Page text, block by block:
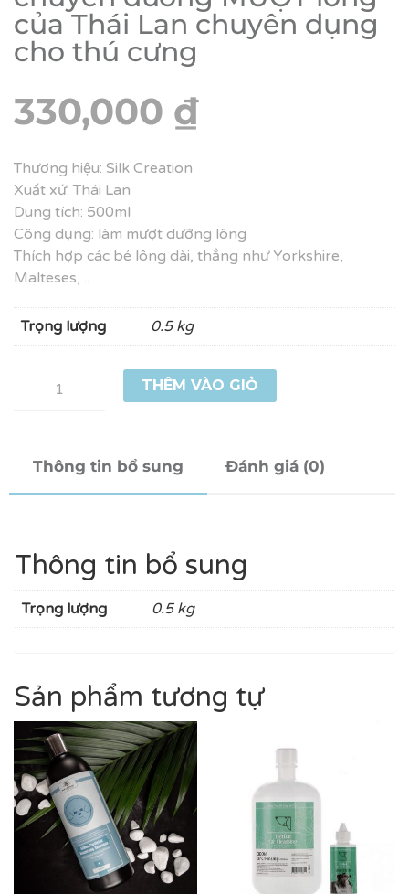
của Thái Lan chuyên dụng
cho thú cưng
330,000 ₫
Thương hiệu: Silk Creation
Xuất xứ: Thái Lan
Dung tích: 500ml
Công dụng: làm mượt dưỡng lông
Thích hợp các bé lông dài, thẳng như Yorkshire,
Malteses, ..
Trọng lượng 0.5 kg
THÊM VÀO GIỎ
Thông tin bổ sung Đánh giá (0)
Thông tin bổ sung
Trọng lượng 0.5 kg
Sản phẩm tương tự